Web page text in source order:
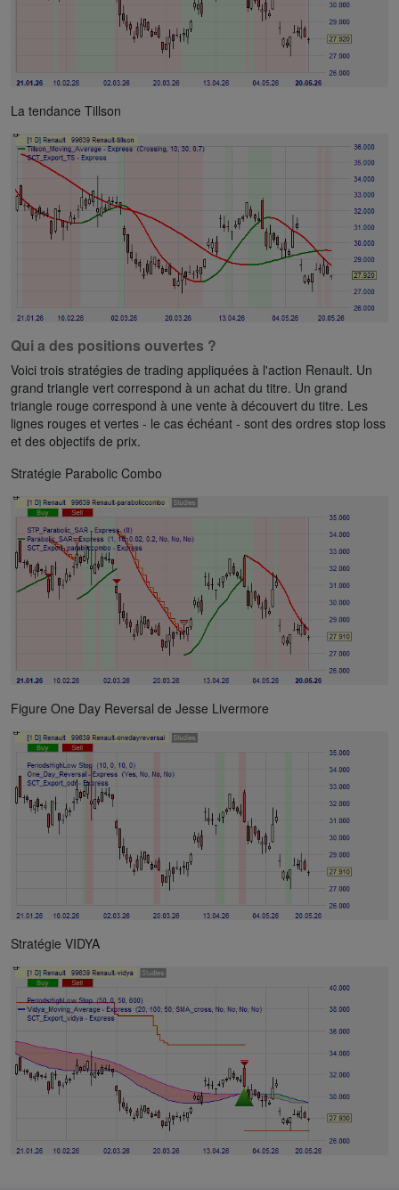
La tendance Tillson
Qui a des positions ouvertes ?
Voici trois stratégies de trading appliquées à l'action Renault. Un
grand triangle vert correspond à un achat du titre. Un grand
triangle rouge correspond à une vente à découvert du titre. Les
lignes rouges et vertes - le cas échéant - sont des ordres stop loss
et des objectifs de prix.
Stratégie Parabolic Combo
Figure One Day Reversal de Jesse Livermore
Stratégie VIDYA